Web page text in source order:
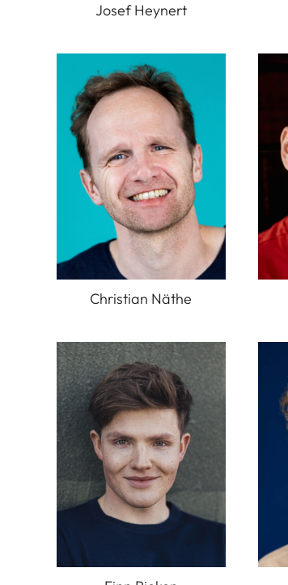
Josef Heynert
Christian Näthe